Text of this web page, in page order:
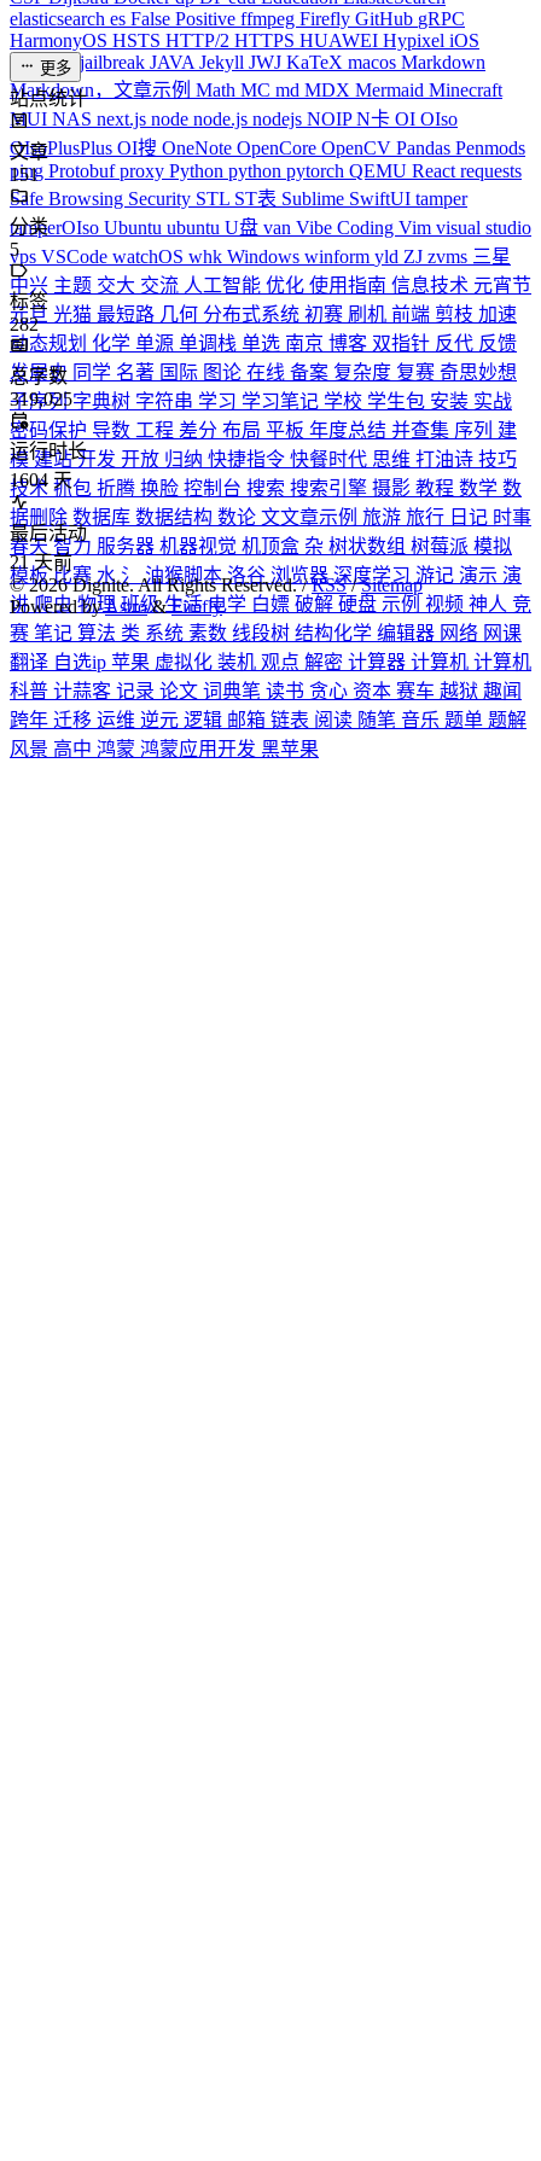
elasticsearch es False Positive ffmpeg Firefly GitHub gRPC
HarmonyOS HSTS HTTP/2 HTTPS HUAWEI Hypixel iOS
iPhoneJ jailbreak JAVA Jekyll JWJ KaTeX macos Markdown
Markdown，文章示例 Math MC md MDX Mermaid Minecraft
MUI NAS next.js node node.js nodejs NOIPN卡 OI OIso
OIsoPlusPlus OI搜 OneNote OpenCore OpenCV Pandas Penmods
ping Protobufproxy Python python pytorch QEMU React requests
Safe Browsing Security STL ST表 Sublime SwiftUI tamper
tamperOIso Ubuntu ubuntu U盘 van Vibe Coding Vim visual studio
vps VSCode watchOS whk Windows winform yld ZJ zvms 三星
中兴 主题 交大 交流 人工智能 优化 使用指南 信息技术 元宵节
元旦 光猫 最短路 几何 分布式系统 初赛 刷机 前端 剪枝 加速
动态规划 化学 单源 单调栈 单选 南京 博客 双指针 反代 反馈
发展史 同学 名著 国际 图论 在线 备案 复杂度 复赛 奇思妙想
子序列字典树 字符串 学习 学习笔记 学校 学生包 安装 实战
密码保护 导数 工程 差分 布局 平板 年度总结 并查集 序列 建
模建站开发 开放 归纳 快捷指令 快餐时代 思维 打油诗 技巧
技术 抓包 折腾 换脸 控制台 搜索 搜索引擎 摄影 教程 数学 数
据删除 数据库 数据结构 数论 文文章示例 旅游 旅行 日记 时事
春天智力 服务器 机器视觉 机顶盒 杂 树状数组 树莓派 模拟
模板比赛 水氵油猴脚本洛谷 浏览器深度学习 游记 演示 演
讲爬虫物理班级生活电学 白嫖 破解 硬盘 示例 视频 神人 竞
赛 笔记 算法 类 系统 素数 线段树 结构化学 编辑器 网络 网课
翻译 自选ip 苹果 虚拟化 装机 观点 解密 计算器 计算机 计算机
科普 计蒜客 记录 论文 词典笔 读书 贪心 资本 赛车 越狱 趣闻
跨年 迁移 运维 逆元 逻辑 邮箱 链表 阅读 随笔 音乐 题单 题解
风景 高中 鸿蒙 鸿蒙应用开发 黑苹果
更多
站点统计
文章
151
分类
5
标签
282
总字数
319,025
运行时长
1604 天
最后活动
21 天前
©2026Dignite. All Rights Reserved. /RSS/Sitemap
Powered byAstro&Firefly